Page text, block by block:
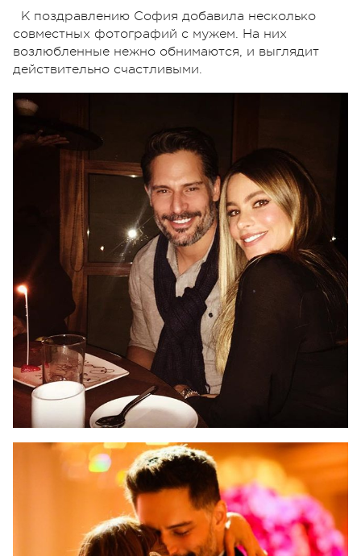
К поздравлению София добавила несколько
совместных фотографий с мужем. На них
возлюбленные нежно обнимаются, и выглядит
действительно счастливыми.